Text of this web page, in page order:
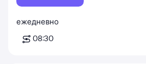
ежедневно
08:30